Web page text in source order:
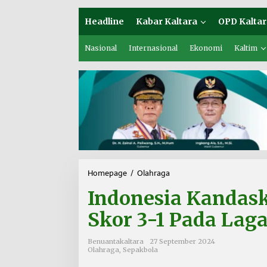
Headline Kabar Kaltara OPD
Nasional Internasional Ekonomi Kaltim
Homepage / Olahraga
d
o
n
e
s
Indonesia
Skor 3-1 Pada
Benuantakaltara
27 September 2024
Olahraga Sepakbola